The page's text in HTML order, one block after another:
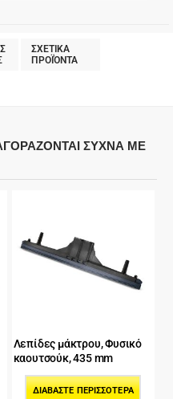
ΣΧΕΤΙΚΑ
ΠΡΟΪΌΝΤΑ
ΣΥΧΝΑ ΜΕ
Λεπίδες μάκτρου, Φυσικό
καουτσούκ, 435 mm
ΔΙΑΒΆΣΤΕ ΠΕΡΙΣΣΌΤΕΡΑ